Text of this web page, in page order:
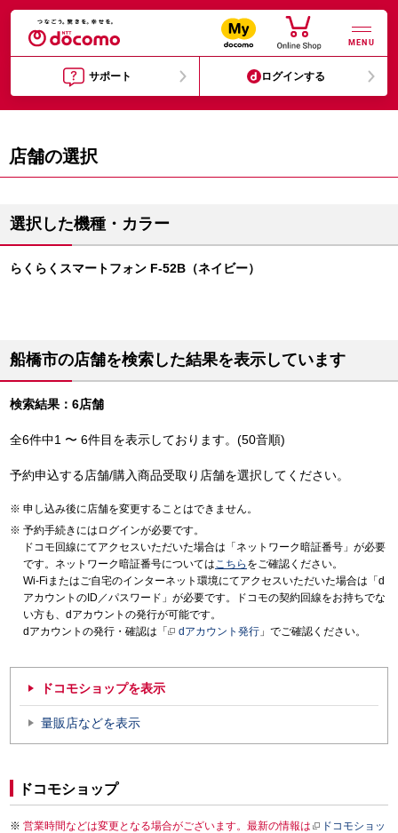
MENU
サポート ログインする
店舗の選択
選択した機種・カラー
らくらくスマートフォン F-52B（ネイビー）
船橋市の店舗を検索した結果を表示しています
検索結果：6店舗
全6件中1 〜 6件目を表示しております。(50音順)
予約申込する店舗/購入商品受取り店舗を選択してください。
申し込み後に店舗を変更することはできません。
予約手続きにはログインが必要です。
ドコモ回線にてアクセスいただいた場合は「ネットワーク暗証番号」が必要
です。ネットワーク暗証番号についてはこちら をご確認ください。
Wi-Fiまたはご自宅のインターネット環境にてアクセスいただいた場合は「d
アカウントのID／パスワード」が必要です。ドコモの契約回線をお持ちでな
い方も、dアカウントの発行が可能です。
dアカウントの発行・確認は「
dアカウント発行 」でご確認ください。
ドコモショップを表示
量販店などを表示
ドコモショップ
営業時間などは変更となる場合がございます。最新の情報は
ドコモショッ